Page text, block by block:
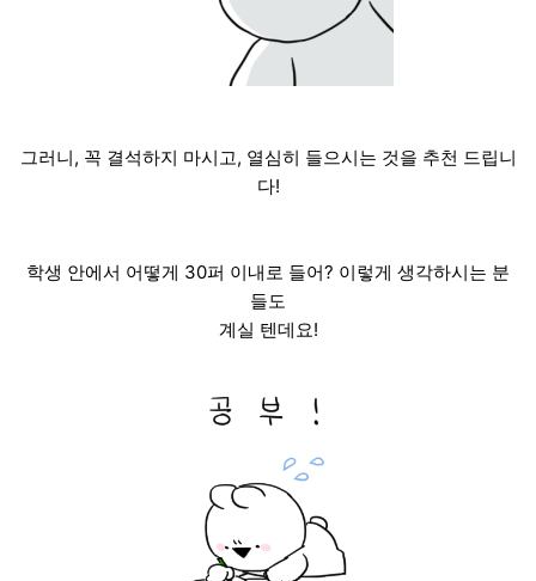
그러니, 꼭 결석하지 마시고, 열심히 들으시는 것을 추천 드립니
다!
학생 안에서 어떻게 30퍼 이내로 들어? 이렇게 생각하시는 분
들도
계실 텐데요!